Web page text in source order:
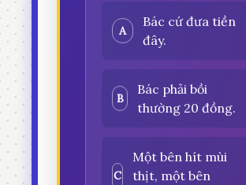
A
Bác cứ đưa tiền
đây.
B
Bác phải bồi
thường 20 đồng.
C
Một bên hít mùi
thịt, một bên